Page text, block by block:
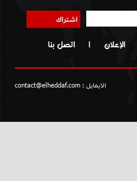
اشتراك
الإعلان | اتصل بنا
الايمايل : contact@elheddaf.com